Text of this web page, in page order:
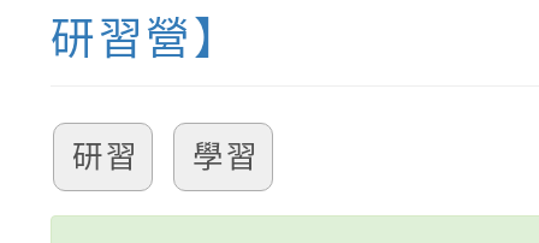
研習營】
研習 學習